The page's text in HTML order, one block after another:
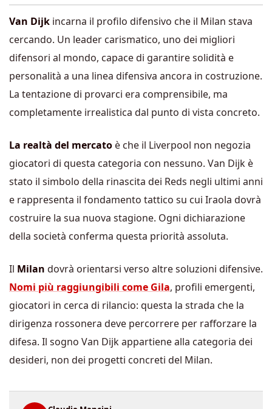
Van Dijk incarna il profilo difensivo che il Milan stava
cercando. Un leader carismatico, uno dei migliori
difensori al mondo, capace di garantire solidità e
personalità a una linea difensiva ancora in costruzione.
La tentazione di provarci era comprensibile, ma
completamente irrealistica dal punto di vista concreto.
La realtà del mercato è che il Liverpool non negozia
giocatori di questa categoria con nessuno. Van Dijk è
stato il simbolo della rinascita dei Reds negli ultimi anni
e rappresenta il fondamento tattico su cui Iraola dovrà
costruire la sua nuova stagione. Ogni dichiarazione
della società conferma questa priorità assoluta.
Il Milan dovrà orientarsi verso altre soluzioni difensive.
Nomi più raggiungibili come Gila, profili emergenti,
giocatori in cerca di rilancio: questa la strada che la
dirigenza rossonera deve percorrere per rafforzare la
difesa. Il sogno Van Dijk appartiene alla categoria dei
desideri, non dei progetti concreti del Milan.